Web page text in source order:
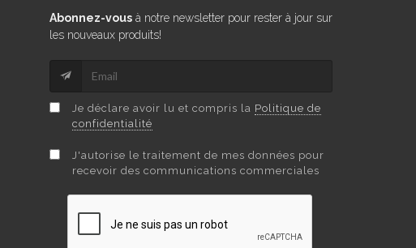
Abonnez-vousà notre newsletter pour rester à jour sur
les nouveaux produits!
Je déclare avoir lu et compris la Politique de
confidentialité
J'autorise le traitement de mes données pour
recevoir des communications commerciales